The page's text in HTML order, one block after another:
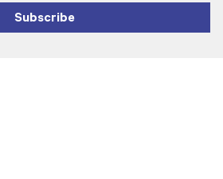
Subscribe